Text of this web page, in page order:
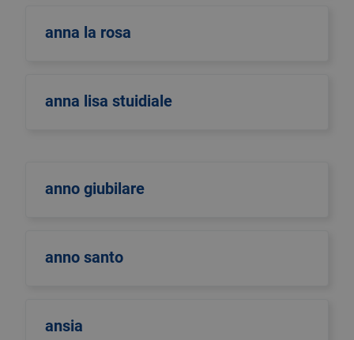
anna la rosa
anna lisa stuidiale
anno giubilare
anno santo
ansia